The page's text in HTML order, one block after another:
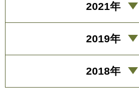
2021年
2019年
2018年